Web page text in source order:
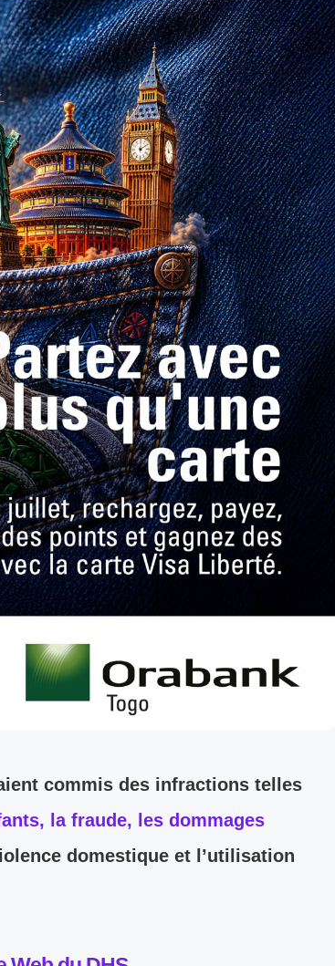
commis des infractions telles
la fraude, les dommages
domestique et l’utilisation